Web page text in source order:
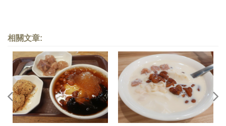
相關文章: